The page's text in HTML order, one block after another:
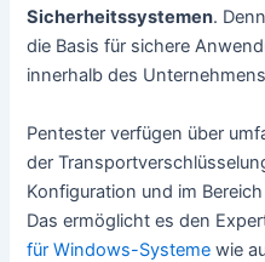
Sicherheitssystemen.
die Basis für sichere
innerhalb des
Pentester verfügen über
der
Konfiguration und im
Das ermöglicht es den
für Windows-Systemewie